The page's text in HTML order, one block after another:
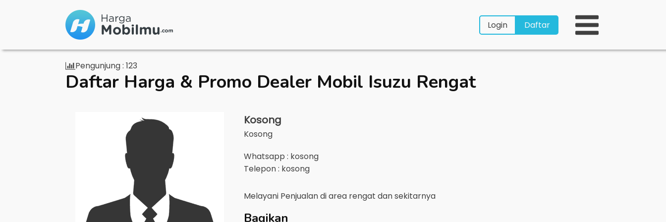
Login Daftar
Pengunjung : 123
Daftar Harga & Promo Dealer Mobil Isuzu Rengat
Kosong
Kosong
Whatsapp : kosong
Telepon : kosong
Melayani Penjualan di area rengat dan sekitarnya
Bagikan